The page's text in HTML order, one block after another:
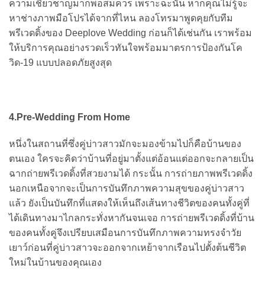
ความเชี่ยวชาญมากพอสมควร เพราะฉะนั้น หากคุณไม่รู้จะ
หาช่างภาพมือโปรได้จากที่ไหน ลองโทรมาพูดคุยกับทีม
พรีเวดดิ้งของ Deeplove Wedding ก่อนก็ได้เช่นกัน เราพร้อม
ให้บริการคุณอย่างรวดเร็วทันใจพร้อมมาตรการป้องกันโค
วิด-19 แบบปลอดภัยสูงสุด
4.Pre-Wedding From Home
หนึ่งในสถานที่ซึ่งคู่บ่าวสาวมักจะมองข้ามไปก็คือบ้านของ
ตนเอง ใครจะคิดว่าบ้านที่อยู่มาตั้งแต่อ้อนแต่ออกจะกลายเป็น
ฉากถ่ายพรีเวดดิ้งที่สวยงามได้ กระนั้น การถ่ายภาพพรีเวดดิ้ง
นอกเหนือจากจะเป็นการบันทึกภาพความสุขของคู่บ่าวสาว
แล้ว ยังเป็นบันทึกที่แสดงให้เห็นถึงเส้นทางชีวิตของคนทั้งคู่ที่
ได้เดินทางมาไกลกระทั่งหากันจนเจอ การถ่ายพรีเวดดิ้งที่บ้าน
ของคนทั้งคู่จึงเปรียบเสมือนการบันทึกภาพความทรงจำวัย
เยาว์ก่อนที่คู่บ่าวสาวจะออกจากเหย้าจากเรือนไปตั้งต้นชีวิต
ใหม่ในบ้านของคุณเอง